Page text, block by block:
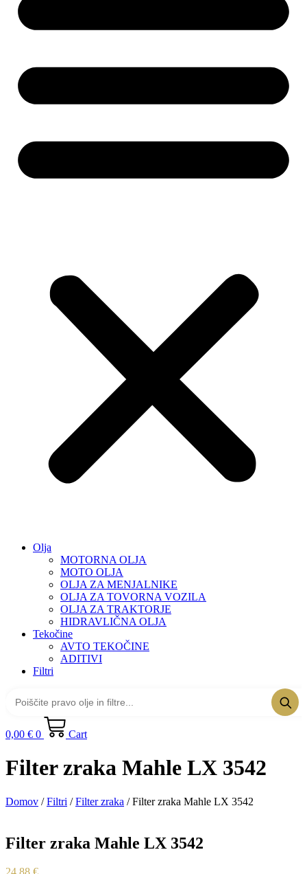
Olja
MOTORNA OLJA
MOTO OLJA
OLJA ZA MENJALNIKE
OLJA ZA TOVORNA VOZILA
OLJA ZA TRAKTORJE
HIDRAVLIČNA OLJA
Tekočine
AVTO TEKOČINE
ADITIVI
Filtri
0,00 € 0 Cart
Filter zraka Mahle LX 3542
Domov /Filtri /Filter zraka / Filter zraka Mahle LX 3542
Filter zraka Mahle LX 3542